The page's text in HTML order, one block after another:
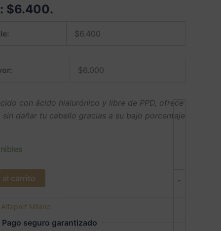
$6.400.
$6.400
$6.000
con ácido hialurónico y libre de PPD, ofrece
dañar tu cabello gracias a su bajo porcentaje
-
al carrito
Alfaparf Milano
Pago seguro garantizado